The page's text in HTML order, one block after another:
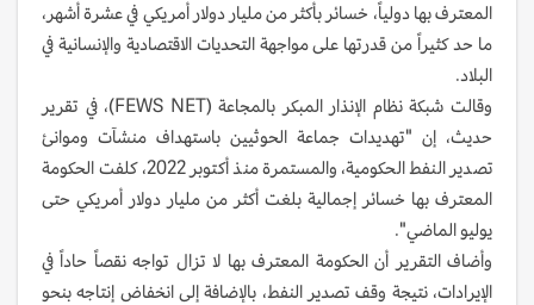
المعترف بها دولياً، خسائر بأكثر من مليار دولار أمريكي في عشرة أشهر،
ما حد كثيراً من قدرتها على مواجهة التحديات الاقتصادية والإنسانية في
البلاد.
وقالت شبكة نظام الإنذار المبكر بالمجاعة (FEWS NET)، في تقرير
حديث، إن "تهديدات جماعة الحوثيين باستهداف منشآت وموانئ
تصدير النفط الحكومية، والمستمرة منذ أكتوبر 2022، كلفت الحكومة
المعترف بها خسائر إجمالية بلغت أكثر من مليار دولار أمريكي حتى
يوليو الماضي".
وأضاف التقرير أن الحكومة المعترف بها لا تزال تواجه نقصاً حاداً في
الإيرادات، نتيجة وقف تصدير النفط، بالإضافة إلى انخفاض إنتاجه بنحو